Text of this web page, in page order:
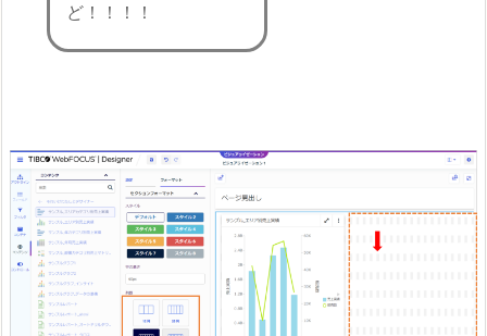
ど！！！！